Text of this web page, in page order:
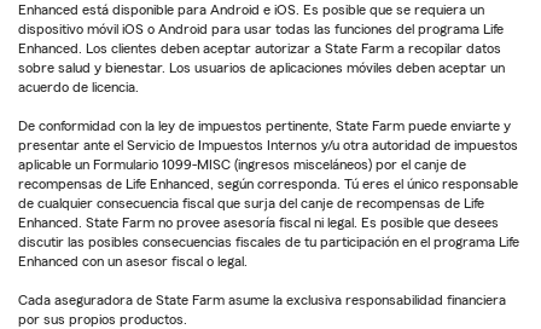
Enhanced está disponible para Android e iOS. Es posible que se requiera un
dispositivo móvil iOS o Android para usar todas las funciones del programa Life
Enhanced. Los clientes deben aceptar autorizar a State Farm a recopilar datos
sobre salud y bienestar. Los usuarios de aplicaciones móviles deben aceptar un
acuerdo de licencia.
De conformidad con la ley de impuestos pertinente, State Farm puede enviarte y
presentar ante el Servicio de Impuestos Internos y/u otra autoridad de impuestos
aplicable un Formulario 1099-MISC (ingresos misceláneos) por el canje de
recompensas de Life Enhanced, según corresponda. Tú eres el único responsable
de cualquier consecuencia fiscal que surja del canje de recompensas de Life
Enhanced. State Farm no provee asesoría fiscal ni legal. Es posible que desees
discutir las posibles consecuencias fiscales de tu participación en el programa Life
Enhanced con un asesor fiscal o legal.
Cada aseguradora de State Farm asume la exclusiva responsabilidad financiera
por sus propios productos.